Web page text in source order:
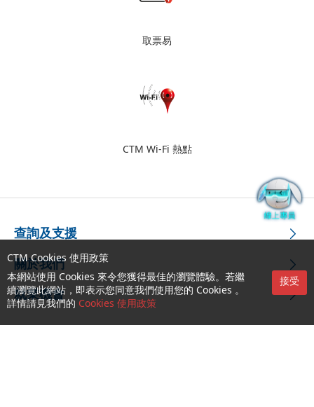
取票易
CTM Wi-Fi 熱點
查詢及支援
關於我們
就業機會
CTM Cookies 使用政策
本網站使用 Cookies 來令您獲得最佳的瀏覽體驗。若繼
續瀏覽此網站，即表示您同意我們使用您的 Cookies 。
詳情請見我們的 Cookies 使用政策
接受